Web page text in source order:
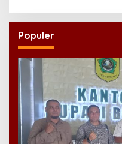
Populer